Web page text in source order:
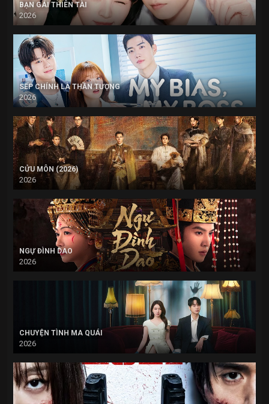
BẠN GÁI THIÊN TÀI
2026
SẾP CHÍNH LÀ THẦN TƯỢNG
2026
CỬU MÔN (2026)
2026
NGỰ ĐÌNH DAO
2026
CHUYỆN TÌNH MA QUÁI
2026